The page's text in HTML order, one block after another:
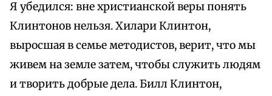
Я убедился: вне христианской веры понять
Клинтонов нельзя. Хилари Клинтон,
выросшая в семье методистов, верит, что мы
живем на земле затем, чтобы служить людям
и творить добрые дела. Билл Клинтон,